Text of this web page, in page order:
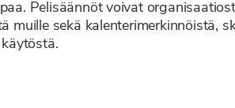
Pelisäännöt voivat
muille sekä kalenterimerkinnöistä,